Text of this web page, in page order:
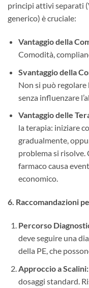
principi attivi separati
generico) è cruciale:
Vantaggio della
Comodità,
Svantaggio della
Non si può
senza influenzare
Vantaggio delle
la terapia: iniziare
gradualmente,
problema si
farmaco causa
economico.
6. Raccomandazioni
Percorso
deve seguire una
della PE, che
Approccio a Scalini:
dosaggi standard.